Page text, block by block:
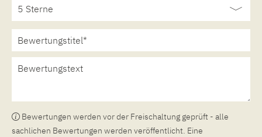
Bewertungen werden vor der Freischaltung geprüft - alle
sachlichen Bewertungen werden veröffentlicht. Eine